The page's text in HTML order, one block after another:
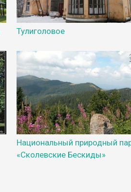
Тулиголовое
Национальный природный
«Сколевские Бескиды»